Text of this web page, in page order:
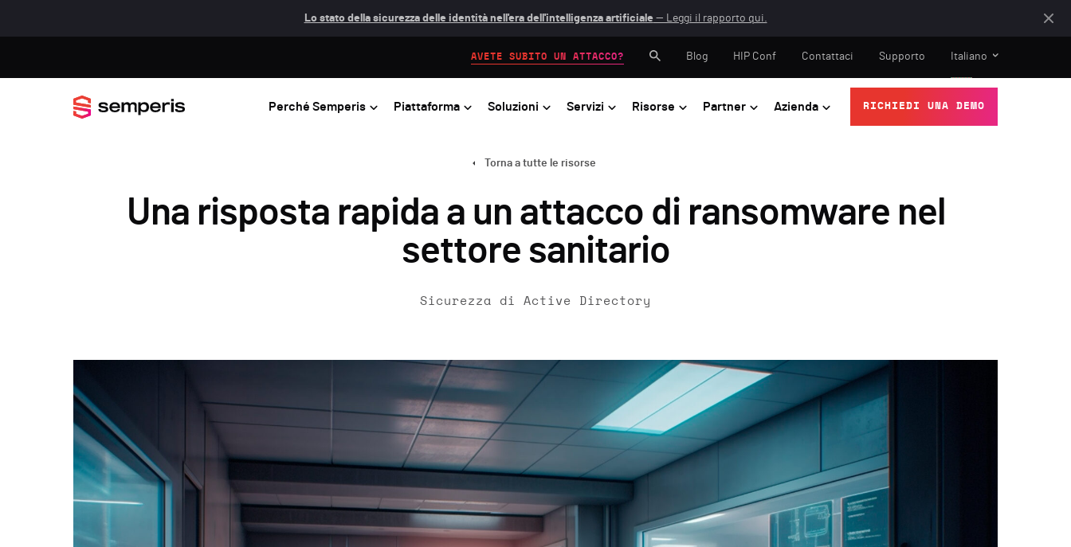
Lo stato della sicurezza delle identità nell'era dell'intelligenza artificiale — Leggi il rapporto qui.
Perché Semperis Piattaforma Soluzioni Servizi Risorse Partner Azienda RICHIEDI UNA DEMO
AVETE SUBITO UN ATTACCO? Blog HIP Conf Contattaci Supporto Italiano
Torna a tutte le risorse
Una risposta rapida a un attacco di ransomware nel
settore sanitario
Sicurezza di Active Directory